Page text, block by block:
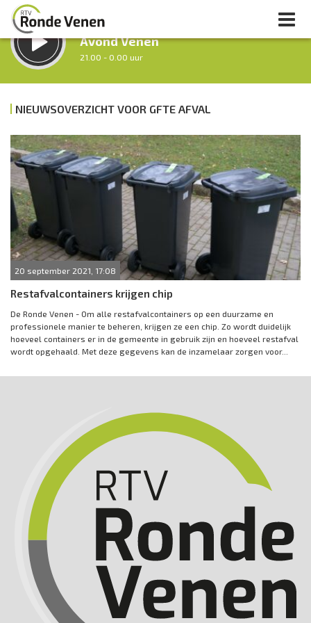
LUISTER LIVE:
Avond Venen
21.00 - 0.00 uur
Nacht van De Ronde Venen
Vorig uur
Volgend uur
Inklappen
NIEUWSOVERZICHT VOOR GFTE AFVAL
20 september 2021, 17:08
Restafvalcontainers krijgen chip
De Ronde Venen - Om alle restafvalcontainers op een duurzame en
professionele manier te beheren, krijgen ze een chip. Zo wordt duidelijk
hoeveel containers er in de gemeente in gebruik zijn en hoeveel restafval
wordt opgehaald. Met deze gegevens kan de inzamelaar zorgen voor...